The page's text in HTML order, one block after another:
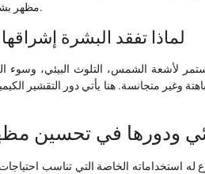
مظهر بشرتهم بطريقة آمنة.
لماذا تفقد البشرة
لأشعة الشمس، التلوث البيئي، وسوء
وغير متجانسة. هنا يأتي دور التقشير
ودورها في تحسين
له استخداماته الخاصة التي تناسب